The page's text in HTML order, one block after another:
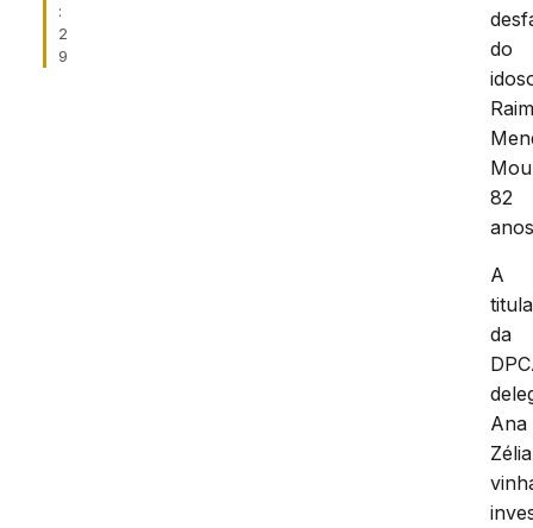
:
2
9
do
82
A
da
Ana
Zélia